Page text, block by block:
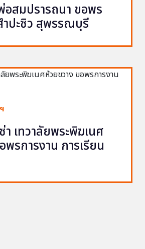
อสมปรารถนา ขอพร
ปะซิว สุพรรณบุรี
เทวาลัยพระพิฆเนศ
พรการงาน การเรียน